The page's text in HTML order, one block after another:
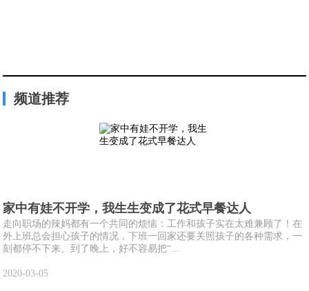
频道推荐
家中有娃不开学，我生生变成了花式早餐达人
走向职场的辣妈都有一个共同的烦恼：工作和孩子实在太难兼顾了！在
外上班总会担心孩子的情况，下班一回家还要关照孩子的各种需求，一
刻都停不下来。到了晚上，好不容易把“...
2020-03-05